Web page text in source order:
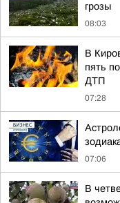
грозы
08:03
В
пять
ДТП
07:28
07:06
В